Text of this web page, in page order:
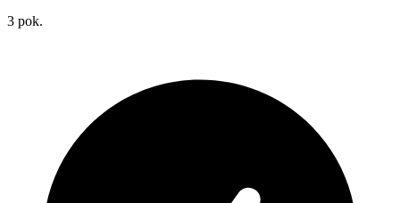
3 pok.